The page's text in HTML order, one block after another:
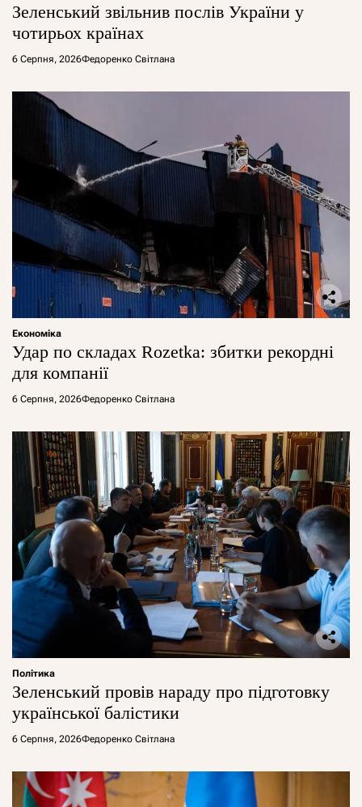
Зеленський звільнив послів України у
чотирьох країнах
6 Серпня, 2026Федоренко Світлана
Економіка
Удар по складах Rozetka: збитки рекордні
для компанії
6 Серпня, 2026Федоренко Світлана
Політика
Зеленський провів нараду про підготовку
української балістики
6 Серпня, 2026Федоренко Світлана